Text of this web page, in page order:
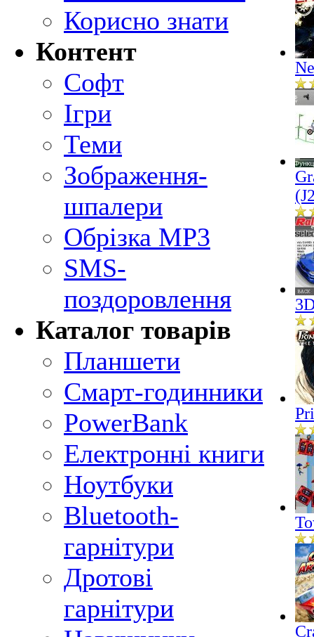
Корисно знати
Контент
Софт
Ігри
Теми
Зображення-
шпалери
Обрізка MP3
SMS-
поздоровлення
Каталог товарів
Планшети
Смарт-годинники
PowerBank
Електронні книги
Ноутбуки
Bluetooth-
гарнітури
Дротові
гарнітури